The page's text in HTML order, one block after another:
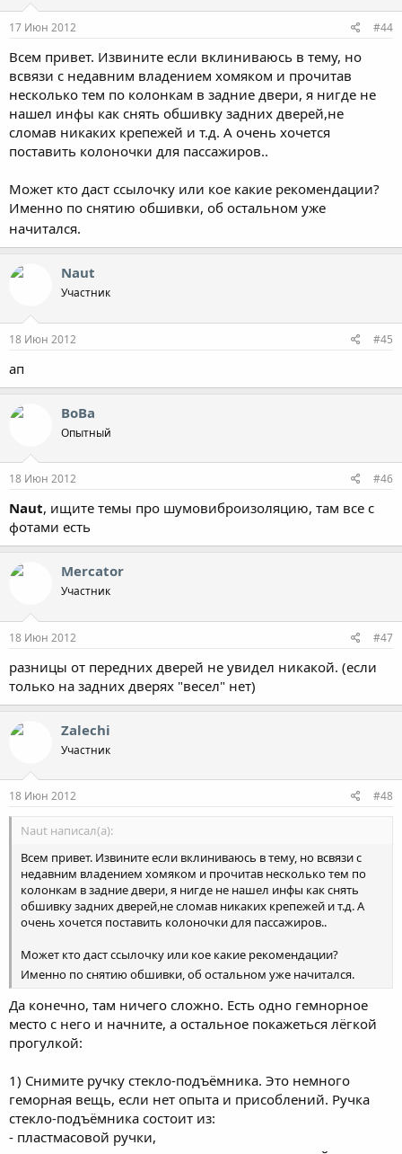
17 Июн 2012 #44
Всем привет. Извините если вклиниваюсь в тему, но
всвязи с недавним владением хомяком и прочитав
несколько тем по колонкам в задние двери, я нигде не
нашел инфы как снять обшивку задних дверей,не
сломав никаких крепежей и т.д. А очень хочется
поставить колоночки для пассажиров..
Может кто даст ссылочку или кое какие рекомендации?
Именно по снятию обшивки, об остальном уже
начитался.
Naut
Участник
18 Июн 2012 #45
ап
ВоВа
Опытный
18 Июн 2012 #46
Naut, ищите темы про шумовиброизоляцию, там все с
фотами есть
Mercator
Участник
18 Июн 2012 #47
разницы от передних дверей не увидел никакой. (если
только на задних дверях "весел" нет)
Zalechi
Участник
18 Июн 2012 #48
Naut написал(а):
Всем привет. Извините если вклиниваюсь в тему, но всвязи с
недавним владением хомяком и прочитав несколько тем по
колонкам в задние двери, я нигде не нашел инфы как снять
обшивку задних дверей,не сломав никаких крепежей и т.д. А
очень хочется поставить колоночки для пассажиров..
Может кто даст ссылочку или кое какие рекомендации?
Именно по снятию обшивки, об остальном уже начитался.
Да конечно, там ничего сложно. Есть одно гемнорное
место с него и начните, а остальное покажеться лёгкой
прогулкой:
1) Снимите ручку стекло-подъёмника. Это немного
геморная вещь, если нет опыта и присоблений. Ручка
стекло-подъёмника состоит из:
- пластмасовой ручки,